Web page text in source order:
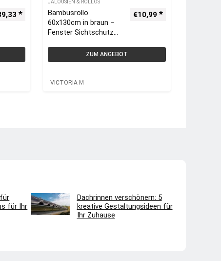
JALOUSIEN & ROLLOS
Bambusrollo
60x130cm in braun –
Fenster Sichtschutz
VICTORIA M
€10,99
ZUM ANGEBOT
VICTORIA M
für Ihr
Dachrinnen verschönern: 5
kreative Gestaltungsideen für
Ihr Zuhause